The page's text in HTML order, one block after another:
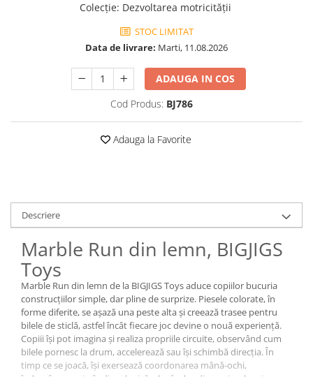
Colecţie: Dezvoltarea motricităţii
STOC LIMITAT
Data de livrare: Marti, 11.08.2026
ADAUGA IN COS
Cod Produs: BJ786
Adauga la Favorite
Descriere
Marble Run din lemn, BIGJIGS
Toys
Marble Run din lemn de la BIGJIGS Toys aduce copiilor bucuria
construcțiilor simple, dar pline de surprize. Piesele colorate, în
forme diferite, se așază una peste alta și creează trasee pentru
bilele de sticlă, astfel încât fiecare joc devine o nouă experiență.
Copiii își pot imagina și realiza propriile circuite, observând cum
bilele pornesc la drum, accelerează sau își schimbă direcția. În
timp ce se joacă, își exersează coordonarea mână-ochi,